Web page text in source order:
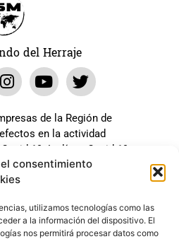
consentimiento
utilizamos tecnologías como las
a la información del dispositivo. El
nos permitirá procesar datos como
del Herraje
de la Región de
en la actividad
19. La línea Covid-19
por la unión europea.